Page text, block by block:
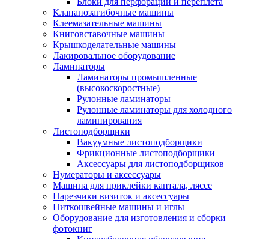
Клапанозагибочные машины
Клеемазательные машины
Книговставочные машины
Крышкоделательные машины
Лакировальное оборудование
Ламинаторы
Ламинаторы промышленные
(высокоскоростные)
Рулонные ламинаторы
Рулонные ламинаторы для холодного
ламинирования
Листоподборщики
Вакуумные листоподборщики
Фрикционные листоподборщики
Аксессуары для листоподборщиков
Нумераторы и аксессуары
Машина для приклейки каптала, ляссе
Нарезчики визиток и аксессуары
Ниткошвейные машины и иглы
Оборудование для изготовления и сборки
фотокниг